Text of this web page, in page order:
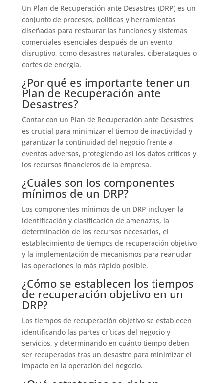
Un Plan de Recuperación ante Desastres (DRP) es un
conjunto de procesos, políticas y herramientas
diseñadas para restaurar las funciones y sistemas
comerciales esenciales después de un evento
disruptivo, como desastres naturales, ciberataques o
cortes de energía.
¿Por qué es importante tener un
Plan de Recuperación ante
Desastres?
Contar con un Plan de Recuperación ante Desastres
es crucial para minimizar el tiempo de inactividad y
garantizar la continuidad del negocio frente a
eventos adversos, protegiendo así los datos críticos y
los recursos financieros de la empresa.
¿Cuáles son los componentes
mínimos de un DRP?
Los componentes mínimos de un DRP incluyen la
identificación y clasificación de amenazas, la
determinación de los recursos necesarios, el
establecimiento de tiempos de recuperación objetivo
y la implementación de mecanismos para reanudar
las operaciones lo más rápido posible.
¿Cómo se establecen los tiempos
de recuperación objetivo en un
DRP?
Los tiempos de recuperación objetivo se establecen
identificando las partes críticas del negocio y
servicios, y determinando en cuánto tiempo deben
ser recuperados tras un desastre para minimizar el
impacto en la operación del negocio.